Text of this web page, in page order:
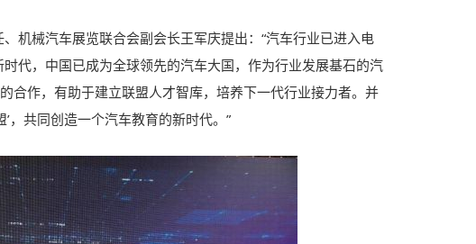
机械汽车展览联合会副会长王军庆提出：“汽车行业已进入电
代，中国已成为全球领先的汽车大国，作为行业发展基石的汽
合作，有助于建立联盟人才智库，培养下一代行业接力者。并
，共同创造一个汽车教育的新时代。”